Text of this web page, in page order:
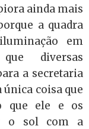
ainda mais
a quadra
em
diversas
a secretaria
única coisa que
que ele e os
o sol com a